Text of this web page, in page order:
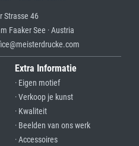
Strasse 46
Faaker See · Austria
Extra Informatie
· Eigen motief
· Verkoop je kunst
· Kwaliteit
· Beelden van ons werk
· Accessoires